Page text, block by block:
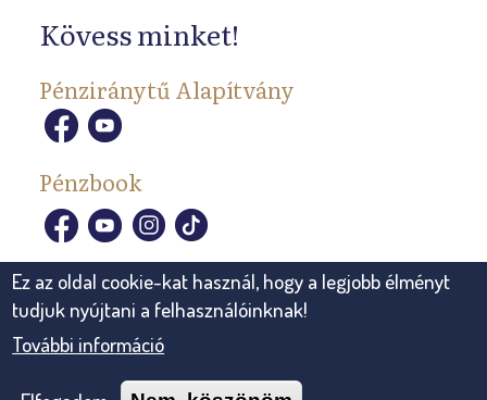
Kövess minket!
Pénziránytű Alapítvány
Pénzbook
© 2026, Pénziránytű Alapítvány Minden jog fenntartva.
Ez az oldal cookie-kat használ, hogy a legjobb élményt
tudjuk nyújtani a felhasználóinknak!
További információ